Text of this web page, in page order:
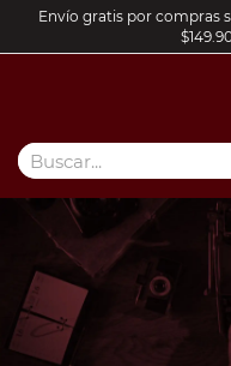
Envío gratis por compras